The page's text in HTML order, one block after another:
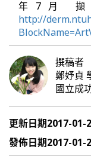
年7月 擷
http://
撰稿者
鄭妤貞
國立成
更新日期2017-01-
發佈日期2017-01-